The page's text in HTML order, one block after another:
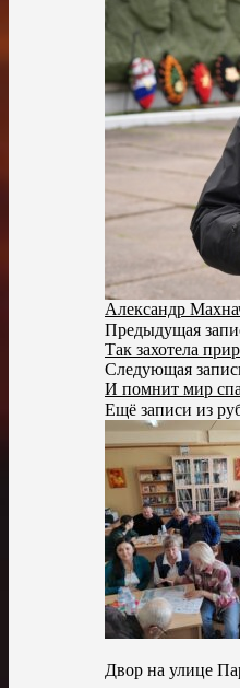
Александр
Предыдущая
Так захотела
Следующая
И помнит мир
Ещё записи из
Двор на улице